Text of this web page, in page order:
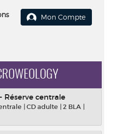
Mon Compte
Réserve centrale
|CD adulte |2 BLA |